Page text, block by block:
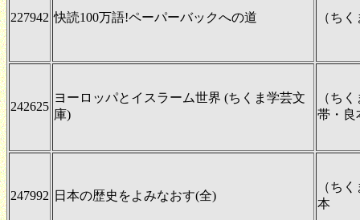
227942 快読100万語!ペーパーバックへの道 （ち
242625
ヨーロッパとイスラーム世界 (ちくま学芸文
庫)
（ち
帯・良
247992 日本の歴史をよみなおす(全)
（ち
本